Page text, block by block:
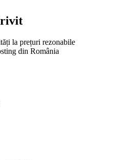
la prețuri rezonabile
din România